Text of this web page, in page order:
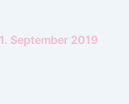
September 2019